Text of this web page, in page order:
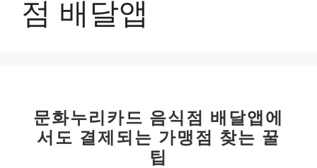
점 배달앱
문화누리카드 음식점 배달앱에
서도 결제되는 가맹점 찾는 꿀
팁